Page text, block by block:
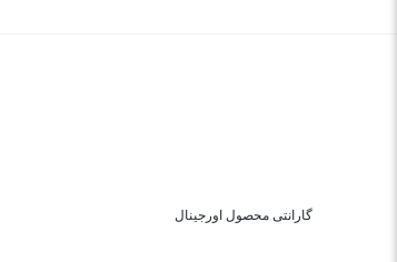
گارانتی محصول اورجینال